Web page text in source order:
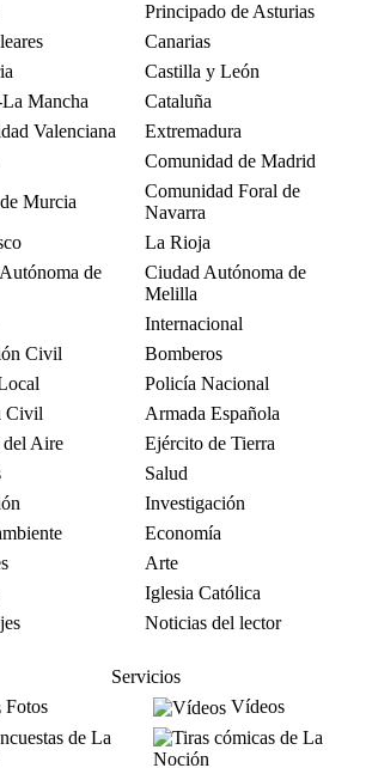
Principado de Asturias
Canarias
Castilla y León
Mancha
Cataluña
Valenciana
Extremadura
Comunidad de Madrid
Murcia
Comunidad Foral de
Navarra
La Rioja
de
Ciudad Autónoma de
Melilla
Internacional
Civil
Bomberos
Policía Nacional
Civil
Armada Española
Aire
Ejército de Tierra
Salud
Investigación
Economía
Arte
Iglesia Católica
Noticias del lector
Servicios
Fotos
Vídeos